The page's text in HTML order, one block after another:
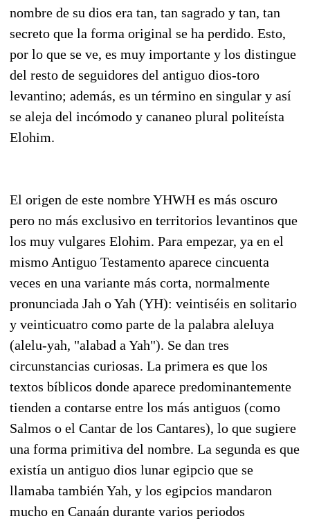
nombre de su dios era tan, tan sagrado y tan, tan
secreto que la forma original se ha perdido. Esto,
por lo que se ve, es muy importante y los distingue
del resto de seguidores del antiguo dios-toro
levantino; además, es un término en singular y así
se aleja del incómodo y cananeo plural politeísta
Elohim.
El origen de este nombre YHWH es más oscuro
pero no más exclusivo en territorios levantinos que
los muy vulgares Elohim. Para empezar, ya en el
mismo Antiguo Testamento aparece cincuenta
veces en una variante más corta, normalmente
pronunciada Jah o Yah (YH): veintiséis en solitario
y veinticuatro como parte de la palabra aleluya
(alelu-yah, "alabad a Yah"). Se dan tres
circunstancias curiosas. La primera es que los
textos bíblicos donde aparece predominantemente
tienden a contarse entre los más antiguos (como
Salmos o el Cantar de los Cantares), lo que sugiere
una forma primitiva del nombre. La segunda es que
existía un antiguo dios lunar egipcio que se
llamaba también Yah, y los egipcios mandaron
mucho en Canaán durante varios periodos